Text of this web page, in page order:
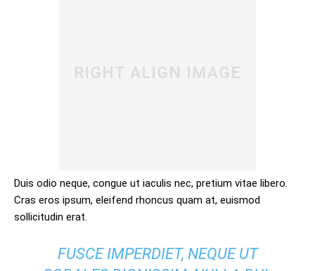
Duis odio neque, congue ut iaculis nec, pretium vitae libero.
Cras eros ipsum, eleifend rhoncus quam at, euismod
sollicitudin erat.
FUSCE IMPERDIET, NEQUE UT